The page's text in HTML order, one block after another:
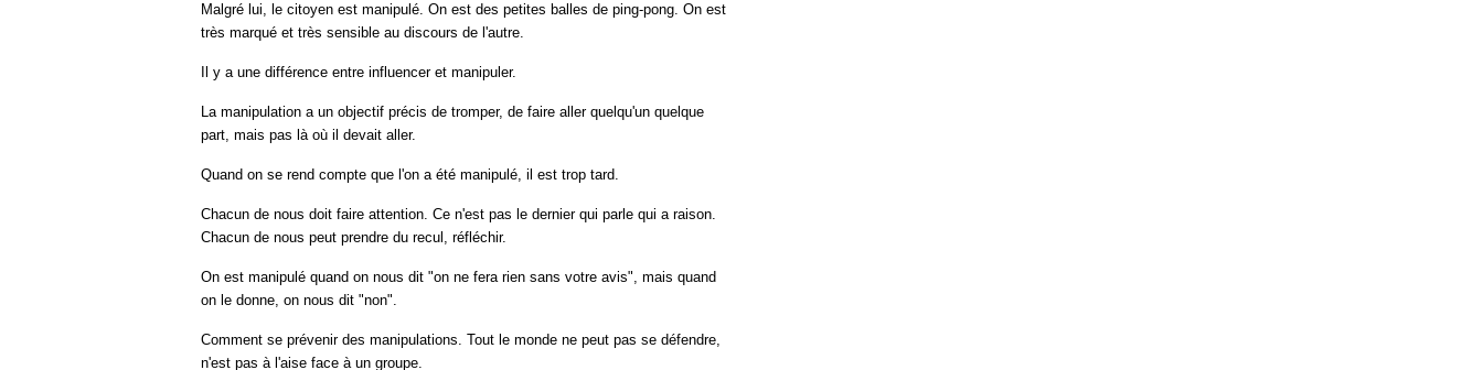
Malgré lui, le citoyen est manipulé. On est des petites balles de ping-pong. On est
très marqué et très sensible au discours de l'autre.
Il y a une différence entre influencer et manipuler.
La manipulation a un objectif précis de tromper, de faire aller quelqu'un quelque
part, mais pas là où il devait aller.
Quand on se rend compte que l'on a été manipulé, il est trop tard.
Chacun de nous doit faire attention. Ce n'est pas le dernier qui parle qui a raison.
Chacun de nous peut prendre du recul, réfléchir.
On est manipulé quand on nous dit "on ne fera rien sans votre avis", mais quand
on le donne, on nous dit "non".
Comment se prévenir des manipulations. Tout le monde ne peut pas se défendre,
n'est pas à l'aise face à un groupe.